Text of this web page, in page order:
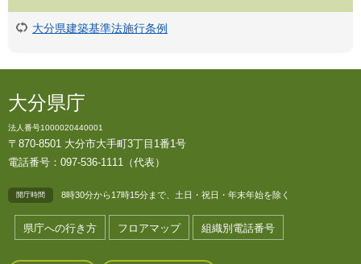
大分県建築基準法施行条例
大分県庁
法人番号1000020440001
〒870-8501 大分市大手町3丁目1番1号
電話番号：097-536-1111（代表）
開庁時間 8時30分から17時15分まで、土日・祝日・年末年始を除く
県庁への行き方 フロアマップ 組織別電話番号